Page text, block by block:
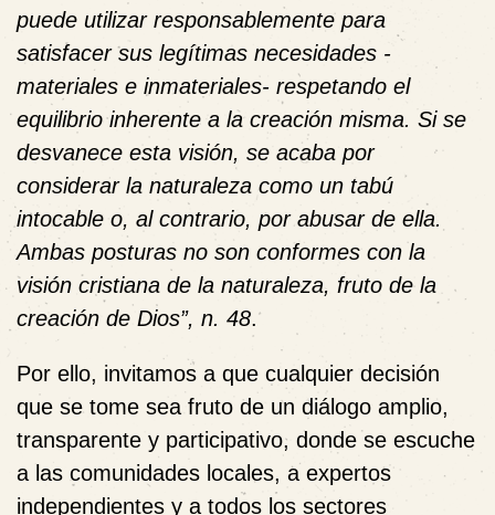
puede utilizar responsablemente para
satisfacer sus legítimas necesidades -
materiales e inmateriales- respetando el
equilibrio inherente a la creación misma. Si se
desvanece esta visión, se acaba por
considerar la naturaleza como un tabú
intocable o, al contrario, por abusar de ella.
Ambas posturas no son conformes con la
visión cristiana de la naturaleza, fruto de la
creación de Dios”, n. 48.
Por ello, invitamos a que cualquier decisión
que se tome sea fruto de un diálogo amplio,
transparente y participativo, donde se escuche
a las comunidades locales, a expertos
independientes y a todos los sectores